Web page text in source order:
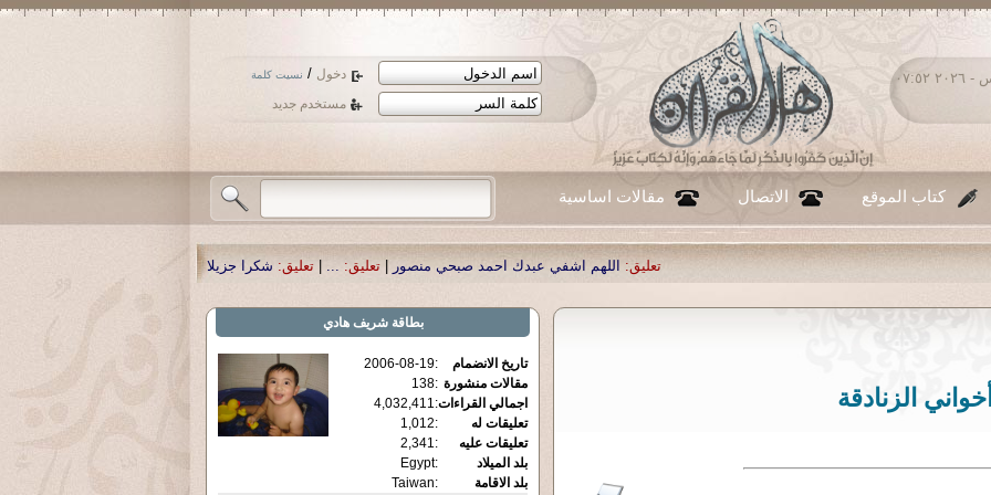
دخول / نسيت كلمة
مستخدم جديد
الخميس ٠٦ - أغسطس - ٢٠٢٦ ٠٧:٥٢
كتاب الموقع الاتصال مقالات اساسية
اللهم اشفي عبدك احمد صبحي منصور|تعليق: ...
|تعليق: شكرا جزيلا أستاذ حمد الحمد .أكرمكم الله .
أخواني الزنادقة
بطاقةشريف هادي
تاريخ الانضمام :
2006-08-19
مقالات منشورة :
138
اجمالي القراءات:
4,032,411
تعليقات له
:
1,012
تعليقات عليه
:
2,341
بلد الميلاد
:
Egypt
بلد الاقامة
:
Taiwan